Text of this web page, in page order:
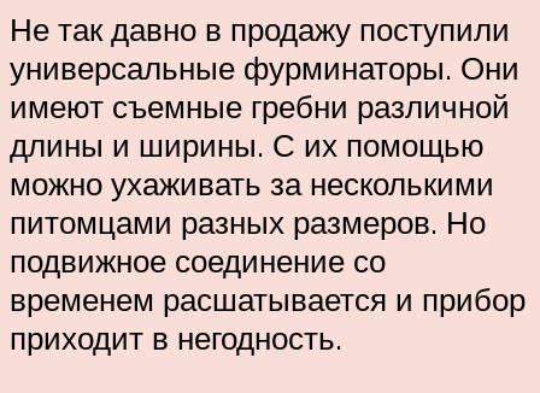
Не так давно в продажу поступили
универсальные фурминаторы. Они
имеют съемные гребни различной
длины и ширины. С их помощью
можно ухаживать за несколькими
питомцами разных размеров. Но
подвижное соединение со
временем расшатывается и прибор
приходит в негодность.